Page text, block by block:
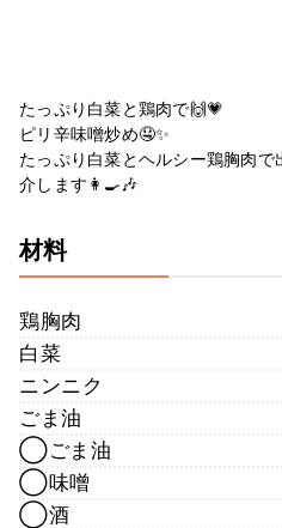
たっぷり白菜と鶏肉で🙌💗
ピリ辛味噌炒め🤤✨
たっぷり白菜とヘルシー鶏胸肉
介します👩‍🍳🎶
材料
鶏胸肉
白菜
ニンニク
ごま油
◯ごま油
◯味噌
◯酒